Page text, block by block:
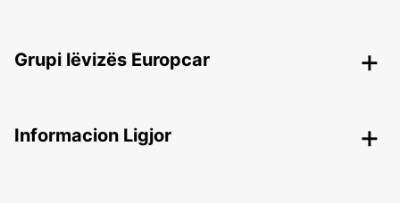
Grupi lëvizës Europcar
Informacion Ligjor